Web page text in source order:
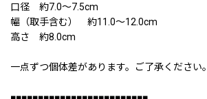
口径 約7.0〜7.5cm
幅（取手含む） 約11.0〜12.0cm
高さ 約8.0cm
一点ずつ個体差があります。ご了承ください。
■■■■■■■■■■■■■■■■■■■■■■■■■